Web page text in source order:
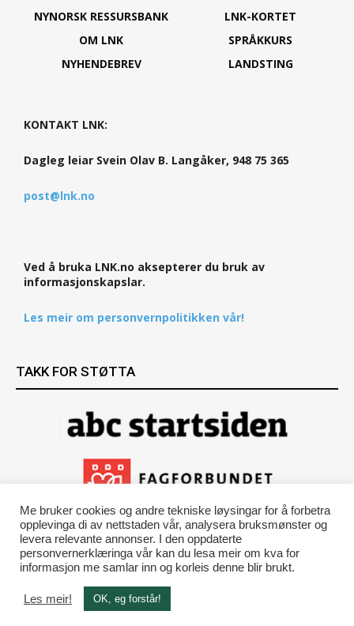
NYNORSK RESSURSBANK
OM LNK
NYHENDEBREV
LNK-KORTET
SPRÅKKURS
LANDSTING
KONTAKT LNK:
Dagleg leiar Svein Olav B. Langåker, 948 75 365
post@lnk.no
Ved å bruka LNK.no aksepterer du bruk av
informasjonskapslar.
Les meir om personvernpolitikken vår!
TAKK FOR STØTTA
Me bruker cookies og andre tekniske løysingar for å forbetra
opplevinga di av nettstaden vår, analysera bruksmønster og
levera relevante annonser. I den oppdaterte
personvernerklæringa vår kan du lesa meir om kva for
informasjon me samlar inn og korleis denne blir brukt.
Les meir! OK, eg forstår!